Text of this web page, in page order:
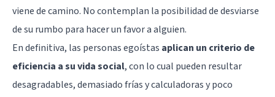
viene de camino. No contemplan la posibilidad de desviarse
de su rumbo para hacer un favor a alguien.
En definitiva, las personas egoístas aplican un criterio de
eficiencia a su vida social, con lo cual pueden resultar
desagradables, demasiado frías y calculadoras y poco